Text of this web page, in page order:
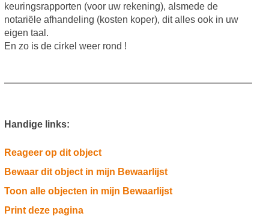
keuringsrapporten (voor uw rekening), alsmede de
notariële afhandeling (kosten koper), dit alles ook in uw
eigen taal.
En zo is de cirkel weer rond !
Handige links:
Reageer op dit object
Bewaar dit object in mijn Bewaarlijst
Toon alle objecten in mijn Bewaarlijst
Print deze pagina